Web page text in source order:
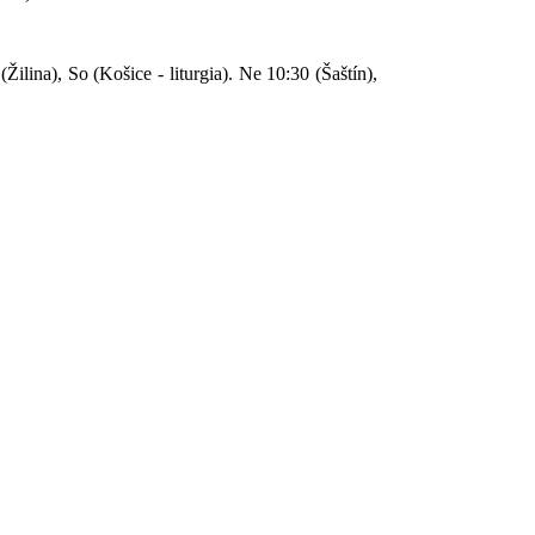
So (Košice - liturgia). Ne 10:30 (Šaštín),